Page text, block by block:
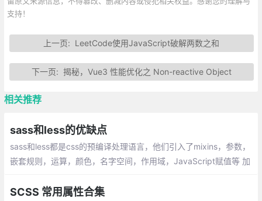
支持！
上一页: LeetCode使用JavaScript破解两数之和
下一页: 揭秘，Vue3 性能优化之 Non-reactive Object
相关推荐
sass和less的优缺点
sass和less都是css的预编译处理语言，他们引入了mixins，参数，
嵌套规则，运算，颜色，名字空间，作用域，JavaScript赋值等 加
具使用
SCSS 常用属性合集